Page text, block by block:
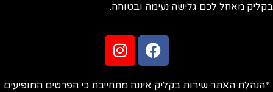
מאחל לכם גלישה נעימה ובטוחה.
האתר שירות בקליק איננה מתחייבת כי הפרטים המופיעים